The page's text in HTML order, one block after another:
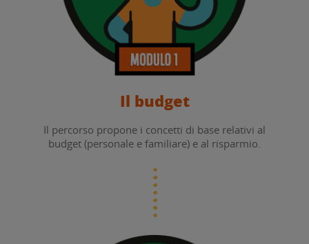
Il budget
Il percorso propone i concetti di base relativi al
budget (personale e familiare) e al risparmio.